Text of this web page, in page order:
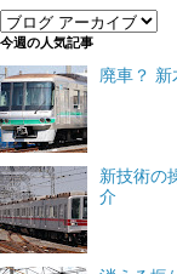
今週の人気記事
廃車？
新技術の
介